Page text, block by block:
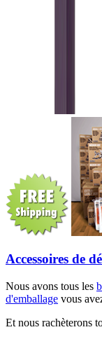
Accessoires de
Nous avons tous les
d'emballage vous
Et nous rachèterons